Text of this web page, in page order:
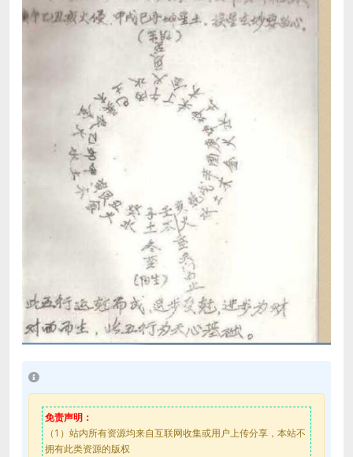
免责声明：
（1）站内所有资源均来自互联网收集或用户上传分享，本站不
拥有此类资源的版权